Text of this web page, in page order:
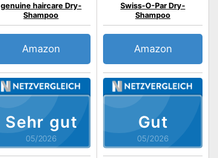
Sehr gut
05/2026
genuine haircare Dry-
Shampoo
Amazon
Gut
05/2026
Swiss-O-Par Dry-
Shampoo
Amazon